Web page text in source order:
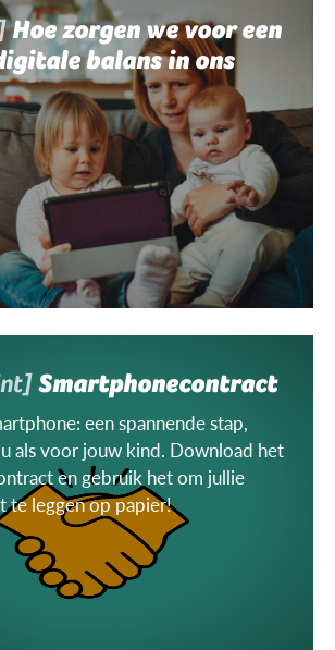
Hoe zorgen we voor een
balans in ons
Smartphonecontract
een spannende stap,
als voor jouw kind. Download het
en gebruik het om jullie
te leggen op papier!